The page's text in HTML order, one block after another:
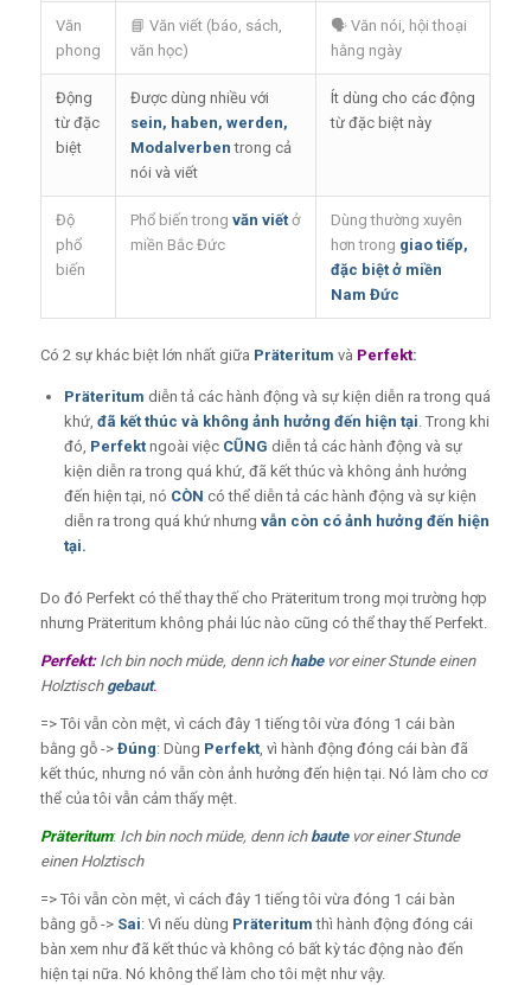
Văn
phong
📘 Văn viết (báo, sách,
văn học)
🗣️ Văn nói, hội thoại
hằng ngày
Động
từ đặc
biệt
Được dùng nhiều với
sein, haben, werden,
Modalverben trong cả
nói và viết
Ít dùng cho các động
từ đặc biệt này
Độ
phổ
biến
Phổ biến trong văn viếtở
miền Bắc Đức
Dùng thường xuyên
hơn trong giao tiếp,
đặc biệt ở miền
Nam Đức
Có 2 sự khác biệt lớn nhất giữa Präteritum và Perfekt:
Präteritum diễn tả các hành động và sự kiện diễn ra trong quá
khứ, đã kết thúc và không ảnh hưởng đến hiện tại. Trong khi
đó, Perfektngoài việc CŨNG diễn tả các hành động và sự
kiện diễn ra trong quá khứ, đã kết thúc và không ảnh hưởng
đến hiện tại, nó CÒN có thể diễn tả các hành động và sự kiện
diễn ra trong quá khứ nhưng vẫn còn có ảnh hưởng đến hiện
tại.
Do đó Perfekt có thể thay thế cho Präteritum trong mọi trường hợp
nhưng Präteritum không phải lúc nào cũng có thể thay thế Perfekt.
Perfekt: Ich bin noch müde, denn ichhabevor einer Stunde einen
Holztisch gebaut.
=> Tôi vẫn còn mệt, vì cách đây 1 tiếng tôi vừa đóng 1 cái bàn
bằng gỗ -> Đúng: Dùng Perfekt, vì hành động đóng cái bàn đã
kết thúc, nhưng nó vẫn còn ảnh hưởng đến hiện tại. Nó làm cho cơ
thể của tôi vẫn cảm thấy mệt.
Präteritum: Ich bin noch müde, denn ichbautevor einer Stunde
einen Holztisch
=> Tôi vẫn còn mệt, vì cách đây 1 tiếng tôi vừa đóng 1 cái bàn
bằng gỗ -> Sai: Vì nếu dùng Präteritum thì hành động đóng cái
bàn xem như đã kết thúc và không có bất kỳ tác động nào đến
hiện tại nữa. Nó không thể làm cho tôi mệt như vậy.